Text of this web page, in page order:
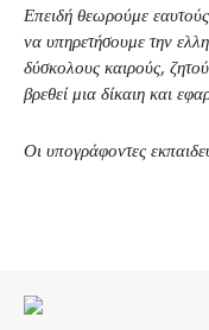
Επειδή θεωρούμε
να υπηρετήσουμε την
δύσκολους καιρούς,
βρεθεί μια δίκαιη και
Οι υπογράφοντες